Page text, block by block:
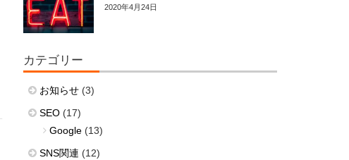
2020年4月24日
カテゴリー
お知らせ (3)
SEO (17)
Google (13)
SNS関連 (12)